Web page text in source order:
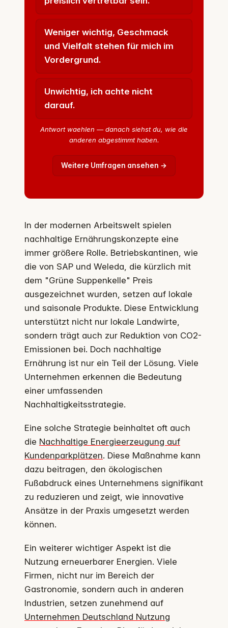
Weniger wichtig, Geschmack
und Vielfalt stehen für mich im
Vordergrund.
Unwichtig, ich achte nicht
darauf.
Antwort waehlen — danach siehst du, wie die
anderen abgestimmt haben.
Weitere Umfragen ansehen →
In der modernen Arbeitswelt spielen
nachhaltige Ernährungskonzepte eine
immer größere Rolle. Betriebskantinen, wie
die von SAP und Weleda, die kürzlich mit
dem "Grüne Suppenkelle" Preis
ausgezeichnet wurden, setzen auf lokale
und saisonale Produkte. Diese Entwicklung
unterstützt nicht nur lokale Landwirte,
sondern trägt auch zur Reduktion von CO2-
Emissionen bei. Doch nachhaltige
Ernährung ist nur ein Teil der Lösung. Viele
Unternehmen erkennen die Bedeutung
einer umfassenden
Nachhaltigkeitsstrategie.
Eine solche Strategie beinhaltet oft auch
die Nachhaltige Energieerzeugung auf
Kundenparkplätzen. Diese Maßnahme kann
dazu beitragen, den ökologischen
Fußabdruck eines Unternehmens signifikant
zu reduzieren und zeigt, wie innovative
Ansätze in der Praxis umgesetzt werden
können.
Ein weiterer wichtiger Aspekt ist die
Nutzung erneuerbarer Energien. Viele
Firmen, nicht nur im Bereich der
Gastronomie, sondern auch in anderen
Industrien, setzen zunehmend auf
Unternehmen Deutschland Nutzung